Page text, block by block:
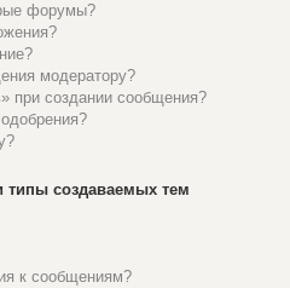
форумы?
модератору?
при создании сообщения?
создаваемых тем
к сообщениям?